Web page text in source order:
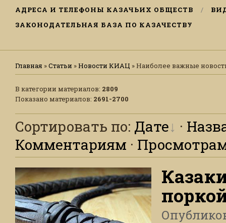
АДРЕСА И ТЕЛЕФОНЫ КАЗАЧЬИХ ОБЩЕСТВ
ЗАКОНОДАТЕЛЬНАЯ БАЗА ПО КАЗАЧЕСТВУ
Главная »Статьи »Новости КИАЦ » Наиболее важные
В категории материалов: 2809
Показано материалов: 2691-2700
Сортировать по: Дате ·
Комментариям ·